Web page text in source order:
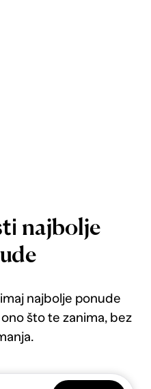
najbolje
najbolje ponude
što te zanima, bez